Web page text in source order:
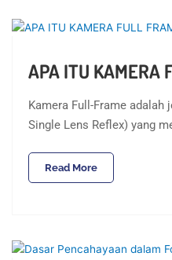
APA ITU KAMERA
Kamera Full-Frame adalah
Single Lens Reflex) yang
Read More